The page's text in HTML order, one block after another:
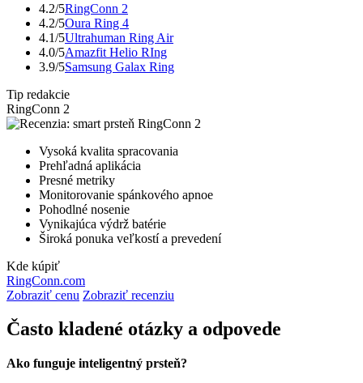
4.2/5RingConn 2
4.2/5Oura Ring 4
4.1/5Ultrahuman Ring Air
4.0/5Amazfit Helio RIng
3.9/5Samsung Galax Ring
Tip redakcie
RingConn 2
Vysoká kvalita spracovania
Prehľadná aplikácia
Presné metriky
Monitorovanie spánkového apnoe
Pohodlné nosenie
Vynikajúca výdrž batérie
Široká ponuka veľkostí a prevedení
Kde kúpiť
RingConn.com
Zobraziť cenu Zobraziť recenziu
Často kladené otázky a odpovede
Ako funguje inteligentný prsteň?